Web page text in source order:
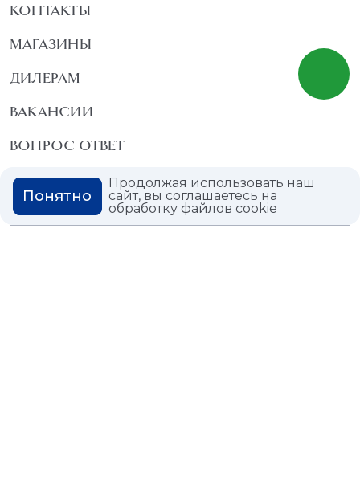
КОНТАКТЫ
МАГАЗИНЫ
ДИЛЕРАМ
ВАКАНСИИ
ВОПРОС ОТВЕТ
ГЛОССАРИЙ Продолжая использовать наш
сайт, вы соглашаетесь на
обработкуфайлов cookie
Понятно